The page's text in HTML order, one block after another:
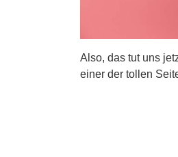
Also, das tut uns
einer der tollen